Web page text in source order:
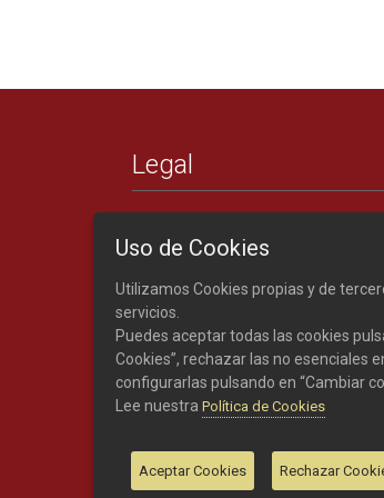
Legal
Nota legal
Política de cookies
Uso de Cookies
Utilizamos Cookies propias y de
servicios.
Puedes aceptar todas las cookies
Cookies”, rechazar las no esenciales
configurarlas pulsando en “Cambiar
Lee nuestra Política de Cookies
Aceptar Cookies Rechazar